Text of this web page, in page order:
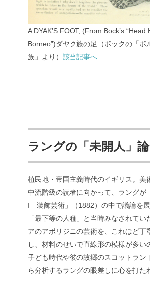
A DYAK’S FOOT, (From Bock’s “Head
Borneo”)ダヤク族の足（ボックの「ボ
族」より） 該当記事へ
ラングの「未開人」論
植民地・帝国主義時代のイギリス。美
中流階級の読者に向かって、ラングが
I—装飾芸術」（1882）の中で議論を展
「最下等の人種」と当時みなされてい
アのアボリジニの芸術を、これほど丁
し、材料のせいで直線形の模様が多い
子ども時代や彼の故郷のスコットラン
ら分析するラングの眼差しに心を打た